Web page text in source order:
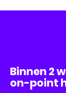
Binnen 2
on-point